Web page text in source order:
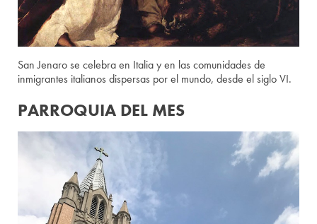
San Jenaro se celebra en Italia y en las comunidades de
inmigrantes italianos dispersas por el mundo, desde el siglo VI.
PARROQUIA DEL MES